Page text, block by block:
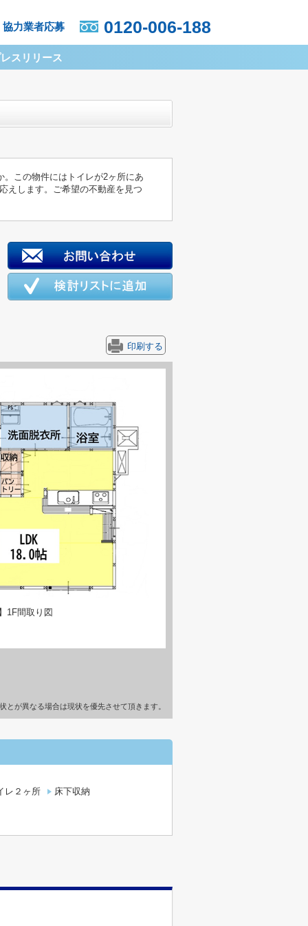
協力業者応募 0120-006-188
スリリース
この物件にはトイレが2ヶ所にあ
えします。ご希望の不動産を見つ
印刷する
1F間取り図
とが異なる場合は現状を優先させて頂きます。
レ２ヶ所 床下収納